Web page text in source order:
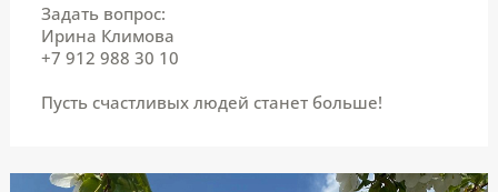
Задать вопрос:
Ирина Климова
+7 912 988 30 10
Пусть счастливых людей станет больше!